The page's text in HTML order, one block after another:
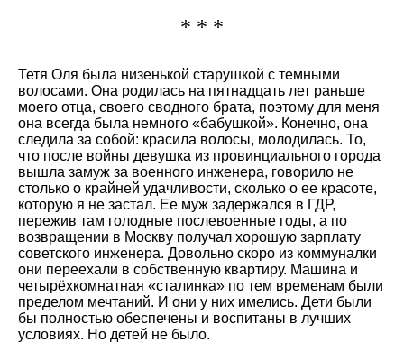
* * *
Тетя Оля была низенькой старушкой с темными
волосами. Она родилась на пятнадцать лет раньше
моего отца, своего сводного брата, поэтому для меня
она всегда была немного «бабушкой». Конечно, она
следила за собой: красила волосы, молодилась. То,
что после войны девушка из провинциального города
вышла замуж за военного инженера, говорило не
столько о крайней удачливости, сколько о ее красоте,
которую я не застал. Ее муж задержался в ГДР,
пережив там голодные послевоенные годы, а по
возвращении в Москву получал хорошую зарплату
советского инженера. Довольно скоро из коммуналки
они переехали в собственную квартиру. Машина и
четырёхкомнатная «сталинка» по тем временам были
пределом мечтаний. И они у них имелись. Дети были
бы полностью обеспечены и воспитаны в лучших
условиях. Но детей не было.